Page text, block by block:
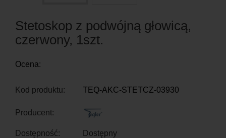
Stetoskop z podwójną głowicą,
czerwony, 1szt.
Ocena:
Kod produktu: TEQ-AKC-STETCZ-03930
Producent:
Dostępność: Dostępny